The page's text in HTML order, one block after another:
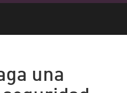
una